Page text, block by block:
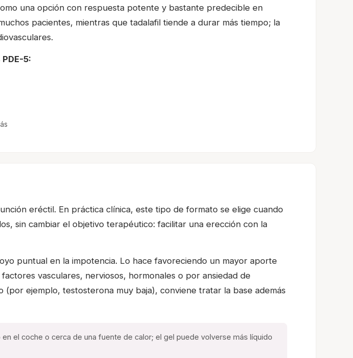
una opción con respuesta potente y bastante predecible en
pacientes, mientras que tadalafil tiende a durar más tiempo; la
5:
eréctil. En práctica clínica, este tipo de formato se elige cuando
sin cambiar el objetivo terapéutico: facilitar una erección con la
puntual en la impotencia. Lo hace favoreciendo un mayor aporte
vasculares, nerviosos, hormonales o por ansiedad de
ejemplo, testosterona muy baja), conviene tratar la base además
el coche o cerca de una fuente de calor; el gel puede volverse más líquido